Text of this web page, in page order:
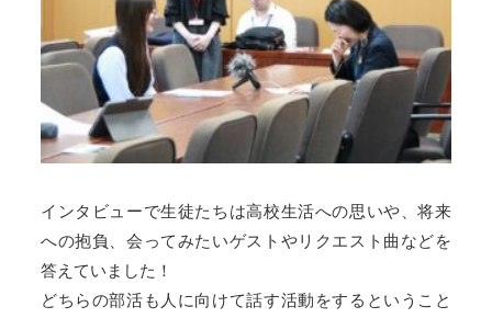
インタビューで生徒たちは高校生活への思いや、将来
への抱負、会ってみたいゲストやリクエスト曲などを
答えていました！
どちらの部活も人に向けて話す活動をするということ